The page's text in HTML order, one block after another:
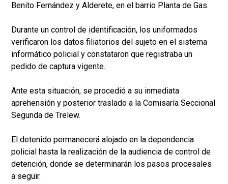
Benito Fernández y Alderete, en el barrio Planta de Gas.
Durante un control de identificación, los uniformados
verificaron los datos filiatorios del sujeto en el sistema
informático policial y constataron que registraba un
pedido de captura vigente.
Ante esta situación, se procedió a su inmediata
aprehensión y posterior traslado a la Comisaría Seccional
Segunda de Trelew.
El detenido permanecerá alojado en la dependencia
policial hasta la realización de la audiencia de control de
detención, donde se determinarán los pasos procesales
a seguir.